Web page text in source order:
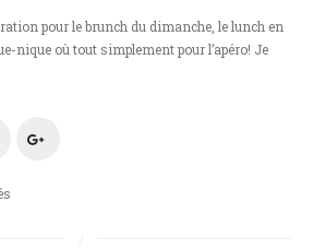
pour le brunch du dimanche, le lunch en
nique où tout simplement pour l’apéro! Je